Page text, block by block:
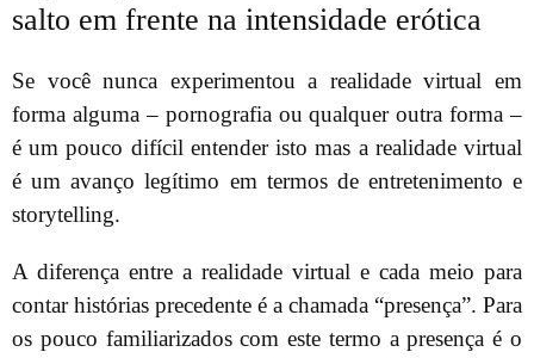
salto em frente na intensidade erótica
Se você nunca experimentou a realidade virtual em
forma alguma – pornografia ou qualquer outra forma –
é um pouco difícil entender isto mas a realidade virtual
é um avanço legítimo em termos de entretenimento e
storytelling.
A diferença entre a realidade virtual e cada meio para
contar histórias precedente é a chamada “presença”. Para
os pouco familiarizados com este termo a presença é o